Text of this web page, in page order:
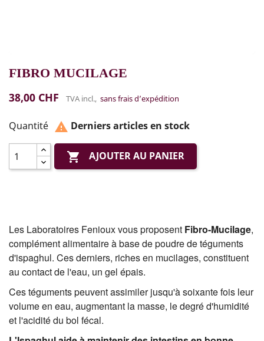
FIBRO MUCILAGE
38,00 CHF TVA incl., sans frais d’expédition
Quantité  Derniers articles en stock
 AJOUTER AU PANIER
Les Laboratoires Fenioux vous proposent Fibro-Mucilage,
complément alimentaireà base de poudre de téguments
d'ispaghul. Ces derniers, riches en mucilages, constituent
au contact de l'eau, un gel épais.
Ces téguments peuvent assimiler jusqu'à soixante fois leur
volume en eau, augmentant la masse, le degré d'humidité
et l'acidité du bol fécal.